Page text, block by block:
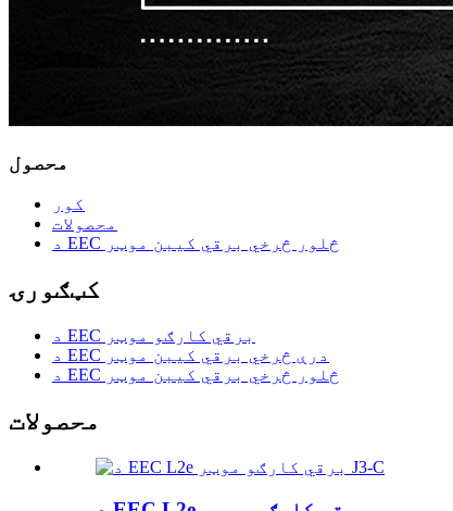
محصول
کور
محصولات
د EEC څلور څرخي برقي کیبن موټر
کټګورۍ
د EEC برقي کارګو موټر
د EEC درې څرخي برقي کیبن موټر
د EEC څلور څرخي برقي کیبن موټر
محصولات